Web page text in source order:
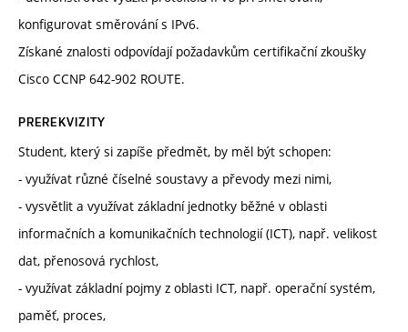
konfigurovat směrování s IPv6.
Získané znalosti odpovídají požadavkům certifikační zkoušky
Cisco CCNP 642-902 ROUTE.
PREREKVIZITY
Student, který si zapíše předmět, by měl být schopen:
- využívat různé číselné soustavy a převody mezi nimi,
- vysvětlit a využívat základní jednotky běžné v oblasti
informačních a komunikačních technologií (ICT), např. velikost
dat, přenosová rychlost,
- využívat základní pojmy z oblasti ICT, např. operační systém,
paměť, proces,